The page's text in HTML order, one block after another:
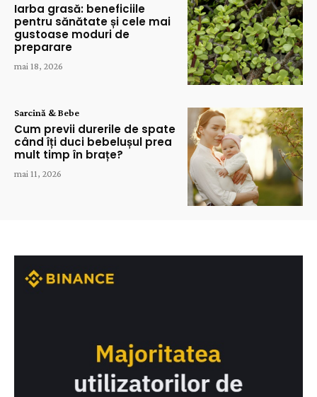
Iarba grasă: beneficiile
pentru sănătate și cele mai
gustoase moduri de
preparare
mai 18, 2026
Sarcină & Bebe
Cum previi durerile de spate
când îți duci bebelușul prea
mult timp în brațe?
mai 11, 2026